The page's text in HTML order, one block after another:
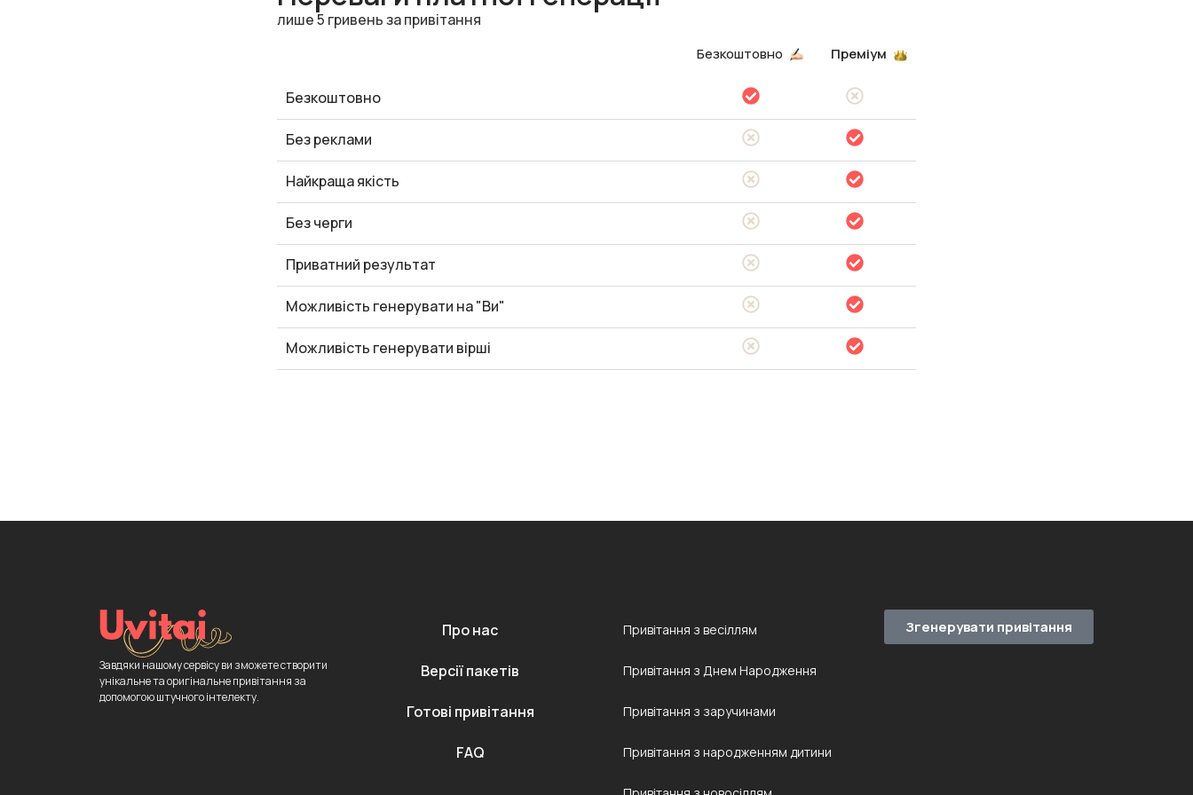
лише 5 гривень за привітання
Безкоштовно Преміум
Безкоштовно
Без реклами
Найкраща якість
Без черги
Приватний результат
Можливість генерувати на "Ви"
Можливість генерувати вірші
Завдяки нашому сервісу ви зможете створити
унікальне та оригінальне привітання за
допомогою штучного інтелекту.
Про нас
Версії пакетів
Готові привітання
FAQ
Привітання з весіллям
Привітання з Днем Народження
Привітання з заручинами
Привітання з народженням дитини
Згенерувати привітання